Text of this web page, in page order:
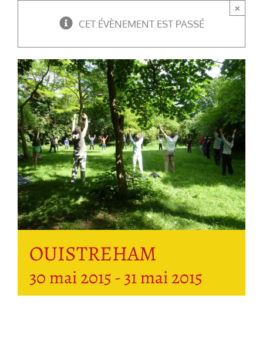
CET ÉVÈNEMENT EST PASSÉ
×
OUISTREHAM
30 mai 2015 -31 mai 2015